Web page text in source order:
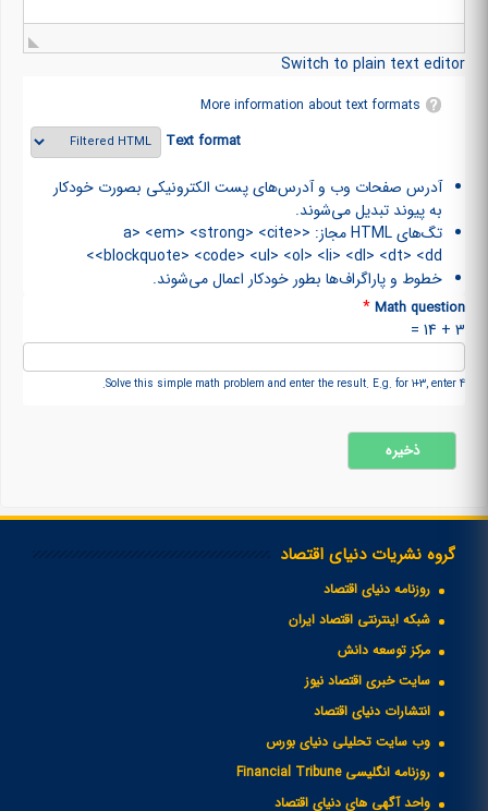
Switch to plain text editor
More information about text formats
Text format
آدرس صفحات وب و آدرس‌های پست الکترونیکی بصورت خودکار
به پیوند تبدیل می‌شوند.
تگ‌های HTML مجاز: <a> <em> <strong> <cite>
<blockquote> <code> <ul> <ol> <li> <dl> <dt> <dd>
خطوط و پاراگراف‌ها بطور خودکار اعمال می‌شوند.
Math question
*
3 + 14 =
Solve this simple math problem and enter the result. E.g. for 1+3, enter 4.
گروه نشریات دنیای اقتصاد
روزنامه دنیای اقتصاد
شبکه اینترنتی اقتصاد ایران
مرکز توسعه دانش
سایت خبری اقتصاد نیوز
انتشارات دنیای اقتصاد
وب سایت تحلیلی دنیای بورس
روزنامه انگلیسی Financial Tribune
واحد آگهی های دنیای اقتصاد